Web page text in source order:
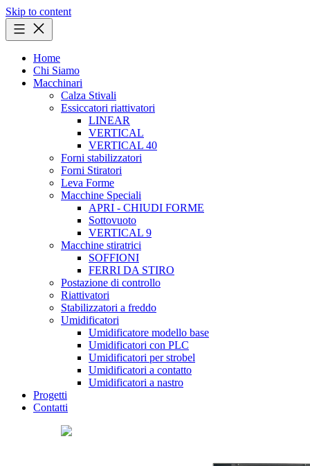
Skip to content
Home
Chi Siamo
Macchinari
Calza Stivali
Essiccatori riattivatori
LINEAR
VERTICAL
VERTICAL 40
Forni stabilizzatori
Forni Stiratori
Leva Forme
Macchine Speciali
APRI - CHIUDI FORME
Sottovuoto
VERTICAL 9
Macchine stiratrici
SOFFIONI
FERRI DA STIRO
Postazione di controllo
Riattivatori
Stabilizzatori a freddo
Umidificatori
Umidificatore modello base
Umidificatori con PLC
Umidificatori per strobel
Umidificatori a contatto
Umidificatori a nastro
Progetti
Contatti